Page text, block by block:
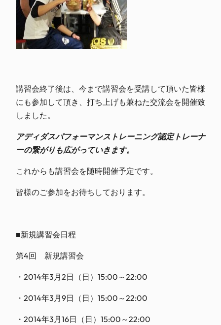
講習会終了後は、今まで講習会を受講して頂いた皆様
にも参加して頂き、打ち上げも兼ねた交流会を開催致
しました。
アディダスパフォーマンストレーニング認定トレーナ
ーの繋がりも広がっていきます。
これからも講習会を随時開催予定です。
皆様のご参加をお待ちしております。
■新規講習会日程
第4回 新規講習会
・2014年3月2日（日）15:00～22:00
・2014年3月9日（日）15:00～22:00
・2014年3月16日（日）15:00～22:00